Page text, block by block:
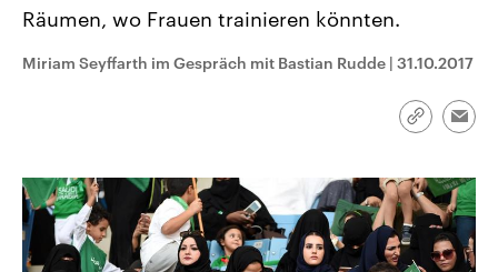
und Hintergründe zu den Parteien
Wahl.
Sendungen Programm Podcasts
Räumen, wo Frauen trainieren könnten.
Miriam Seyffarth im Gespräch mit Bastian Rudde | 31.10.2017
Link